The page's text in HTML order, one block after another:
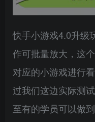
快手小游戏4.0升级
作可批量放大，这
对应的小游戏进行
过我们这边实际测
至有的学员可以做